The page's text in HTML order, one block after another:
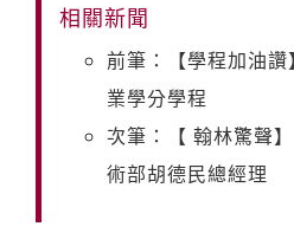
相關新聞
前筆：【學程加油
業學分學程
次筆：【 翰林驚聲
術部胡德民總經理